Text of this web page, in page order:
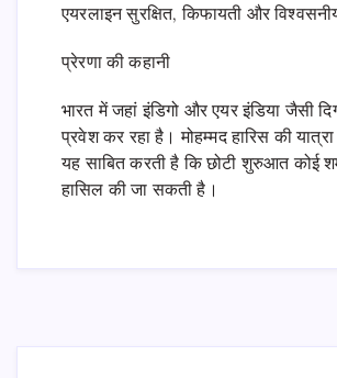
एयरलाइन सुरक्षित, किफायती और
प्रेरणा की कहानी
भारत में जहां इंडिगो और एयर इंडिया जैसी
प्रवेश कर रहा है। मोहम्मद हारिस की
यह साबित करती है कि छोटी शुरुआत कोई
हासिल की जा सकती है।